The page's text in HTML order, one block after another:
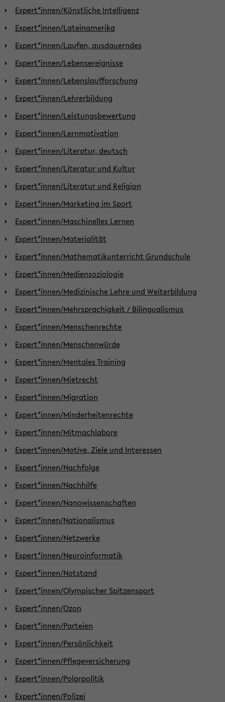
Expert*innen/Künstliche Intelligenz
Expert*innen/Lateinamerika
Expert*innen/Laufen, ausdauerndes
Expert*innen/Lebensereignisse
Expert*innen/Lebenslaufforschung
Expert*innen/Lehrerbildung
Expert*innen/Leistungsbewertung
Expert*innen/Lernmotivation
Expert*innen/Literatur, deutsch
Expert*innen/Literatur und Kultur
Expert*innen/Literatur und Religion
Expert*innen/Marketing im Sport
Expert*innen/Maschinelles Lernen
Expert*innen/Materialität
Expert*innen/Mathematikunterricht Grundschule
Expert*innen/Mediensoziologie
Expert*innen/Medizinische Lehre und Weiterbildung
Expert*innen/Mehrsprachigkeit / Bilingualismus
Expert*innen/Menschenrechte
Expert*innen/Menschenwürde
Expert*innen/Mentales Training
Expert*innen/Mietrecht
Expert*innen/Migration
Expert*innen/Minderheitenrechte
Expert*innen/Mitmachlabore
Expert*innen/Motive, Ziele und Interessen
Expert*innen/Nachfolge
Expert*innen/Nachhilfe
Expert*innen/Nanowissenschaften
Expert*innen/Nationalismus
Expert*innen/Netzwerke
Expert*innen/Neuroinformatik
Expert*innen/Notstand
Expert*innen/Olympischer Spitzensport
Expert*innen/Ozon
Expert*innen/Parteien
Expert*innen/Persönlichkeit
Expert*innen/Pflegeversicherung
Expert*innen/Polarpolitik
Expert*innen/Polizei